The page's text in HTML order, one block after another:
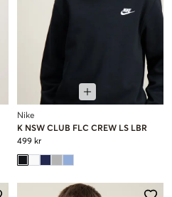
Nike
K NSW CLUB FLC CREW LS LBR
499 kr